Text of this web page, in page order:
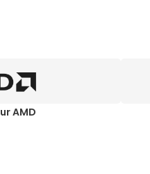
AMD